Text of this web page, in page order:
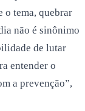
o tema, quebrar
não é sinônimo
de lutar
entender o
a prevenção”,